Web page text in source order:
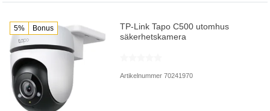
5% Bonus
TP-Link Tapo C500 utomhus
säkerhetskamera
Artikelnummer 70241970